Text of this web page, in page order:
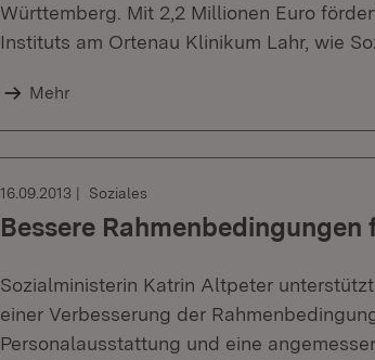
Württemberg. Mit 2,2 Millionen Euro
Instituts am Ortenau Klinikum Lahr, wie
Mehr
16.09.2013 Soziales
Bessere Rahmenbedingungen
Sozialministerin Katrin Altpeter
einer Verbesserung der
Personalausstattung und eine